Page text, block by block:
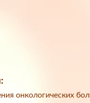
онкологических